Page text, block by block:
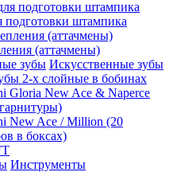
подготовки штампика
(аттачмены)
Искусственные зубы
2-х слойные в бобинах
Gloria New Ace & Naperce
New Ace / Million (20
в боксах)
Инструменты